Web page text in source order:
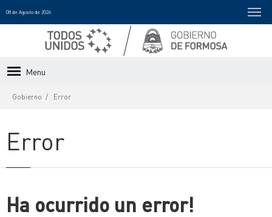
08 de Agosto de 2026
Menu
Gobierno Error
Error
Ha ocurrido un error!